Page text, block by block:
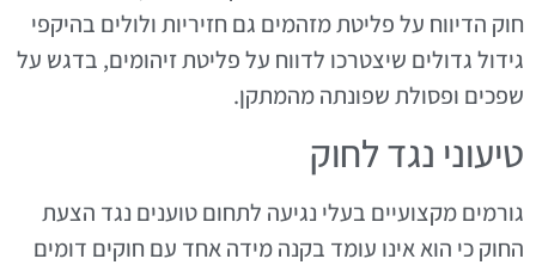
חוק הדיווח על פליטת מזהמים גם חזיריות ולולים בהיקפי
גידול גדולים שיצטרכו לדווח על פליטת זיהומים, בדגש על
שפכים ופסולת שפונתה מהמתקן.
טיעוני נגד לחוק
גורמים מקצועיים בעלי נגיעה לתחום טוענים נגד הצעת
החוק כי הוא אינו עומד בקנה מידה אחד עם חוקים דומים